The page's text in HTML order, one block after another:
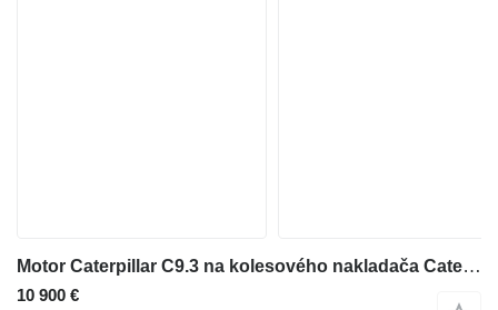
Motor Caterpillar C9.3 na kolesového nakladača Caterpillar 966 MXE
10 900 €